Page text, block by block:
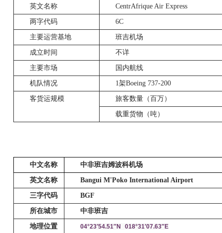
英文名称 CentrAfrique Air Express
两字代码 6C
主要运营基地 班吉机场
成立时间 不详
主要市场 国内航线
机队情况 1架Boeing 737-200
客货运规模 旅客数量（百万）
载重货物（吨）
中文名称 中非班吉姆波科机场
英文名称 Bangui M'Poko International Airport
三字代码 BGF
所在城市 中非班吉
地理位置 04°23′54.51″N 018°31′07.63″E